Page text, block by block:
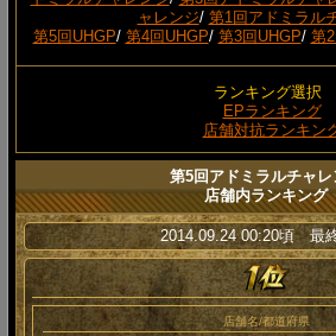
ャレンジ/ 第1回アドミラル
第5回UHGP/ 第4回UHGP/ 第3回UHGP/ 第
ランキング選択
EPランキング
店舗対抗ランキン
第5回アドミラルチャレ
店舗内ランキング
2014.09.24 00:20頃 最
店舗名/都道府県